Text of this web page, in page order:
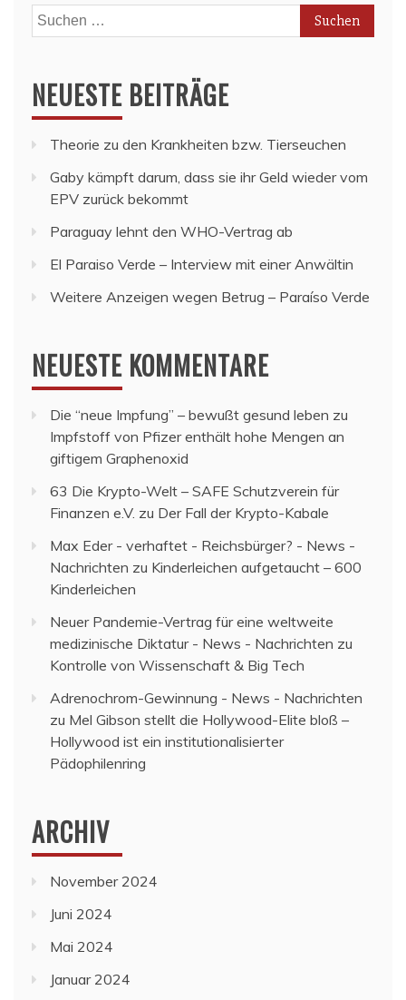
Suchen
nach:
NEUESTE BEITRÄGE
Theorie zu den Krankheiten bzw. Tierseuchen
Gaby kämpft darum, dass sie ihr Geld wieder vom
EPV zurück bekommt
Paraguay lehnt den WHO-Vertrag ab
El Paraiso Verde – Interview mit einer Anwältin
Weitere Anzeigen wegen Betrug – Paraíso Verde
NEUESTE KOMMENTARE
Die “neue Impfung” – bewußt gesund leben zu
Impfstoff von Pfizer enthält hohe Mengen an
giftigem Graphenoxid
63 Die Krypto-Welt – SAFE Schutzverein für
Finanzen e.V. zu Der Fall der Krypto-Kabale
Max Eder - verhaftet - Reichsbürger? - News -
Nachrichten zu Kinderleichen aufgetaucht – 600
Kinderleichen
Neuer Pandemie-Vertrag für eine weltweite
medizinische Diktatur - News - Nachrichten zu
Kontrolle von Wissenschaft & Big Tech
Adrenochrom-Gewinnung - News - Nachrichten
zu Mel Gibson stellt die Hollywood-Elite bloß –
Hollywood ist ein institutionalisierter
Pädophilenring
ARCHIV
November 2024
Juni 2024
Mai 2024
Januar 2024